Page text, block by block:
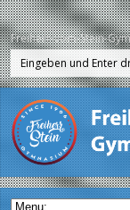
Freiherr-vom-Stein-